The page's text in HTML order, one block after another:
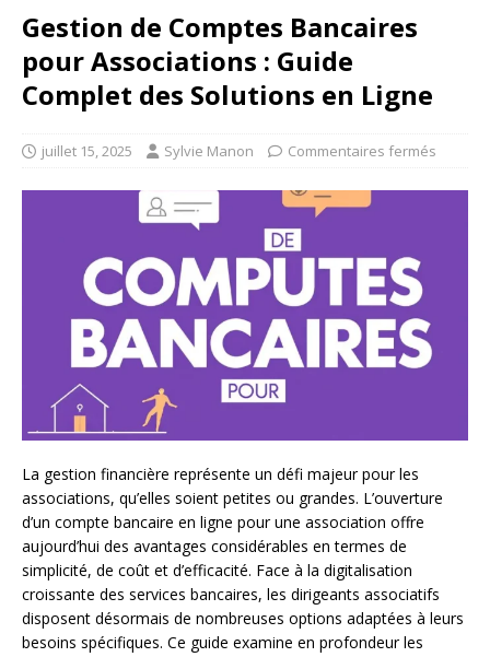
Gestion de Comptes Bancaires
pour Associations : Guide
Complet des Solutions en Ligne
juillet 15, 2025 Sylvie Manon Commentaires fermés
La gestion financière représente un défi majeur pour les
associations, qu’elles soient petites ou grandes. L’ouverture
d’un compte bancaire en ligne pour une association offre
aujourd’hui des avantages considérables en termes de
simplicité, de coût et d’efficacité. Face à la digitalisation
croissante des services bancaires, les dirigeants associatifs
disposent désormais de nombreuses options adaptées à leurs
besoins spécifiques. Ce guide examine en profondeur les